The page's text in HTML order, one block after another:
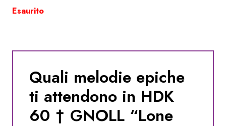
Esaurito
Quali melodie epiche
ti attendono in HDK
60 † GNOLL “Lone